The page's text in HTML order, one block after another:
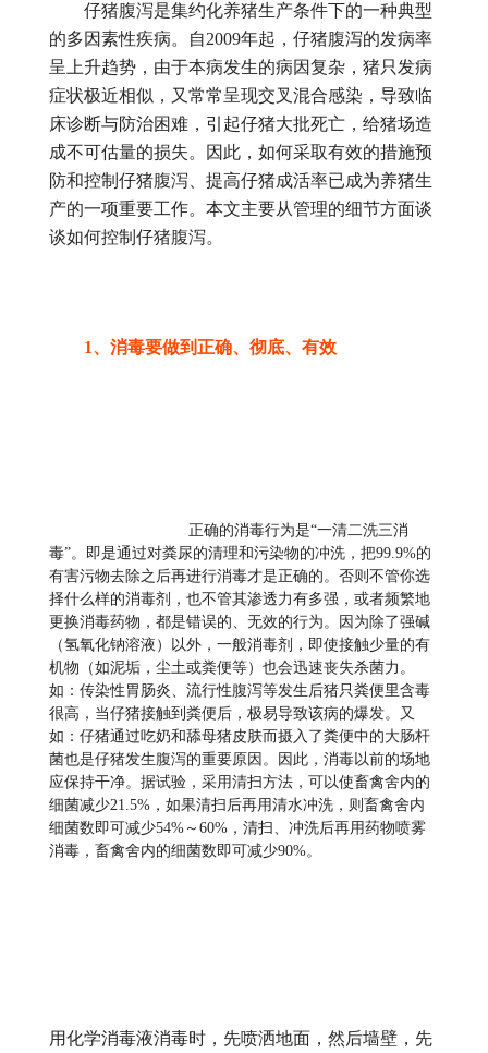
仔猪腹泻是集约化养猪生产条件下的一种典型
的多因素性疾病。自2009年起，仔猪腹泻的发病率
呈上升趋势，由于本病发生的病因复杂，猪只发病
症状极近相似，又常常呈现交叉混合感染，导致临
床诊断与防治困难，引起仔猪大批死亡，给猪场造
成不可估量的损失。因此，如何采取有效的措施预
防和控制仔猪腹泻、提高仔猪成活率已成为养猪生
产的一项重要工作。本文主要从管理的细节方面谈
谈如何控制仔猪腹泻。
1、消毒要做到正确、彻底、有效
正确的消毒行为是“一清二洗三消
毒”。即是通过对粪尿的清理和污染物的冲洗，把99.9%的
有害污物去除之后再进行消毒才是正确的。否则不管你选
择什么样的消毒剂，也不管其渗透力有多强，或者频繁地
更换消毒药物，都是错误的、无效的行为。因为除了强碱
（氢氧化钠溶液）以外，一般消毒剂，即使接触少量的有
机物（如泥垢，尘土或粪便等）也会迅速丧失杀菌力。
如：传染性胃肠炎、流行性腹泻等发生后猪只粪便里含毒
很高，当仔猪接触到粪便后，极易导致该病的爆发。又
如：仔猪通过吃奶和舔母猪皮肤而摄入了粪便中的大肠杆
菌也是仔猪发生腹泻的重要原因。因此，消毒以前的场地
应保持干净。据试验，采用清扫方法，可以使畜禽舍内的
细菌减少21.5%，如果清扫后再用清水冲洗，则畜禽舍内
细菌数即可减少54%～60%，清扫、冲洗后再用药物喷雾
消毒，畜禽舍内的细菌数即可减少90%。
用化学消毒液消毒时，先喷洒地面，然后墙壁，先